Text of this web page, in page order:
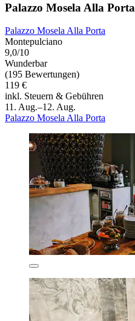
Palazzo Mosela Alla Porta
Palazzo Mosela Alla Porta
Montepulciano
9,0/10
Wunderbar
(195 Bewertungen)
119 €
inkl. Steuern & Gebühren
11. Aug.–12. Aug.
Palazzo Mosela Alla Porta